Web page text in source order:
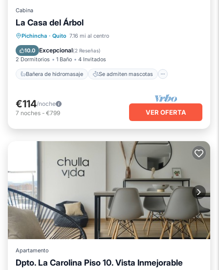
Cabina
La Casa del Árbol
Pichincha · Quito 7.16 mi al centro
10.0 Excepcional(2 Reseñas)
2 Dormitorios 1 Baño 4 Invitados
Bañera de hidromasaje Se admiten mascotas
Bañera de hidromasaje
Se admiten mascotas
Internet
€114/noche
7 noches - €799 VER OFERTA
Apartamento
Dpto. La Carolina Piso 10. Vista Inmejorable